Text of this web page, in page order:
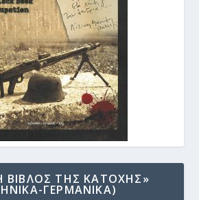
ΒΙΒΛΟΣ ΤΗΣ ΚΑΤΟΧΗΣ»
ΓΕΡΜΑΝΙΚΑ)